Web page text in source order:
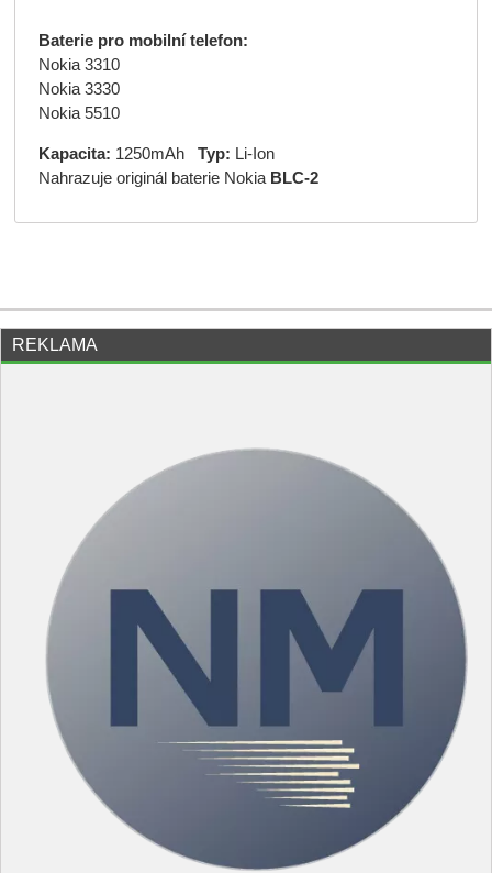
Baterie pro mobilní telefon:
Nokia 3310
Nokia 3330
Nokia 5510
Kapacita: 1250mAh Typ: Li-Ion
Nahrazuje originál baterie NokiaBLC-2
REKLAMA